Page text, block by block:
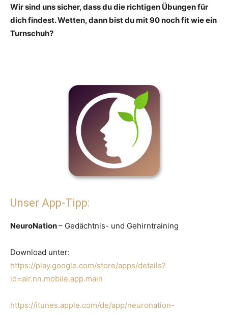
Wir sind uns sicher, dass du die richtigen Übungen für
dich findest. Wetten, dann bist du mit 90 noch fit wie ein
Turnschuh?
Unser App-Tipp:
NeuroNation– Gedächtnis- und Gehirntraining
Download unter:
https://play.google.com/store/apps/details?
id=air.nn.mobile.app.main
https://itunes.apple.com/de/app/neuronation-